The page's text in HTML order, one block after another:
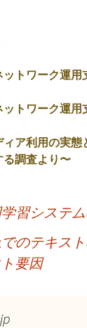
トワーク運用
トワーク運用
ア利用の実態
調査より〜
習システ
のテキス
要因